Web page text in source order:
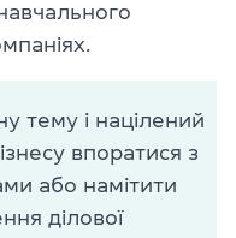
тему і націлений
впоратися з
або намітити
ділової